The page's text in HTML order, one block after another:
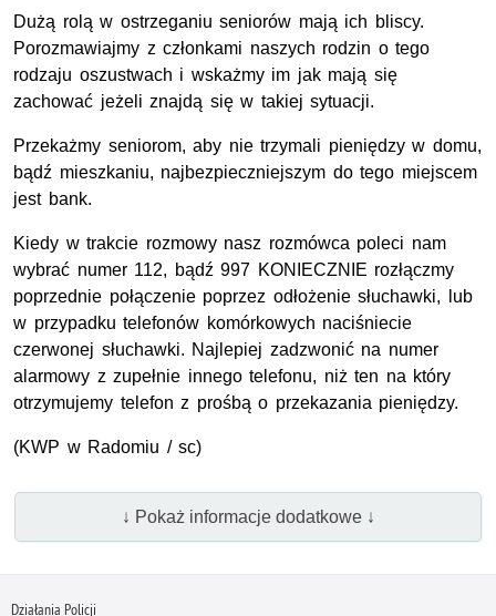
Dużą rolą w ostrzeganiu seniorów mają ich bliscy.
Porozmawiajmy z członkami naszych rodzin o tego
rodzaju oszustwach i wskażmy im jak mają się
zachować jeżeli znajdą się w takiej sytuacji.
Przekażmy seniorom, aby nie trzymali pieniędzy w domu,
bądź mieszkaniu, najbezpieczniejszym do tego miejscem
jest bank.
Kiedy w trakcie rozmowy nasz rozmówca poleci nam
wybrać numer 112, bądź 997 KONIECZNIE rozłączmy
poprzednie połączenie poprzez odłożenie słuchawki, lub
w przypadku telefonów komórkowych naciśniecie
czerwonej słuchawki. Najlepiej zadzwonić na numer
alarmowy z zupełnie innego telefonu, niż ten na który
otrzymujemy telefon z prośbą o przekazania pieniędzy.
(KWP w Radomiu / sc)
↓ Pokaż informacje dodatkowe ↓
Działania Policji